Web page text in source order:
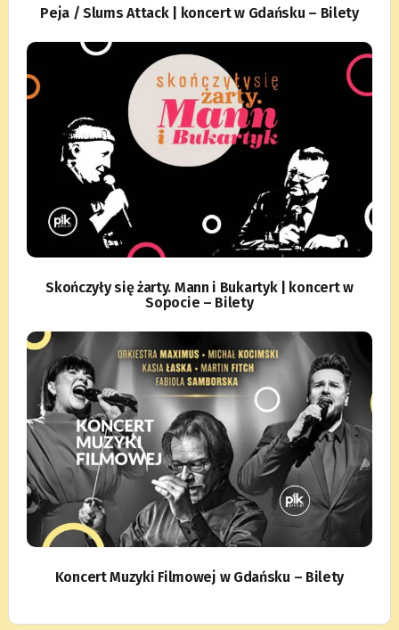
Peja / Slums Attack | koncert w Gdańsku – Bilety
Skończyły się żarty. Mann i Bukartyk | koncert w
Sopocie – Bilety
Koncert Muzyki Filmowej w Gdańsku – Bilety